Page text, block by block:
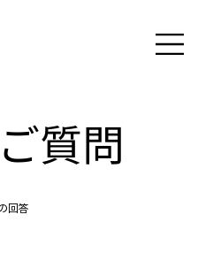
質問
回答